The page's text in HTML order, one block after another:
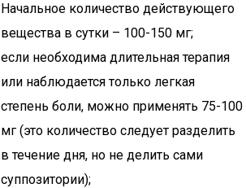
Начальное количество действующего
вещества в сутки – 100-150 мг;
если необходима длительная терапия
или наблюдается только легкая
степень боли, можно применять 75-100
мг (это количество следует разделить
в течение дня, но не делить сами
суппозитории);